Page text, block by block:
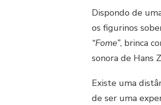
Dispondo de
os figurinos
“Fome”, brinca
sonora de Hans
Existe uma
de ser uma